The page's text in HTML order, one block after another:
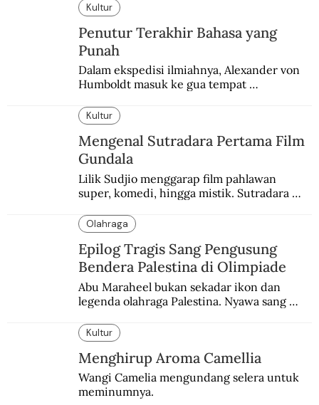
Kultur
Penutur Terakhir Bahasa yang
Punah
Dalam ekspedisi ilmiahnya, Alexander von
Humboldt masuk ke gua tempat
burung nuri diyakini sebagai penutur
terakhir bahasa suku itu.
Kultur
Mengenal Sutradara Pertama Film
Gundala
Lilik Sudjio menggarap film pahlawan
super, komedi, hingga mistik. Sutradara
Olahraga
Epilog Tragis Sang Pengusung
Bendera Palestina di Olimpiade
Abu Maraheel bukan sekadar ikon dan
legenda olahraga Palestina. Nyawa sang
memblokade Rafah.
Kultur
Menghirup Aroma Camellia
Wangi Camelia mengundang selera untuk
meminumnya.